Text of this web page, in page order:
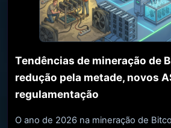
Tendências de mineração de
redução pela metade, novos
regulamentação
O ano de 2026 na mineração de